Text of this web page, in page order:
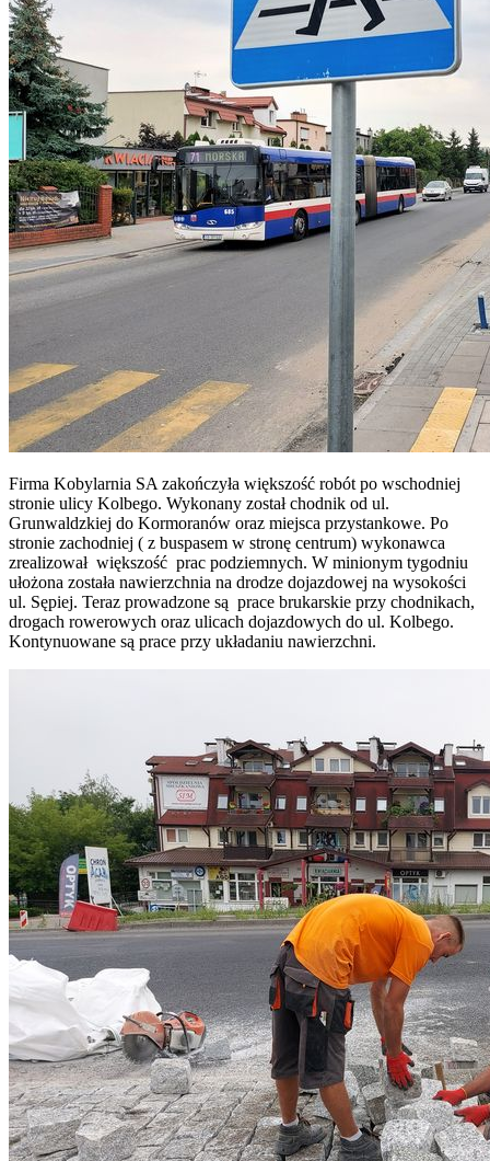
Firma Kobylarnia SA zakończyła większość robót po wschodniej
stronie ulicy Kolbego. Wykonany został chodnik od ul.
Grunwaldzkiej do Kormoranów oraz miejsca przystankowe. Po
stronie zachodniej ( z buspasem w stronę centrum) wykonawca
zrealizował większość prac podziemnych. W minionym tygodniu
ułożona została nawierzchnia na drodze dojazdowej na wysokości
ul. Sępiej. Teraz prowadzone są prace brukarskie przy chodnikach,
drogach rowerowych oraz ulicach dojazdowych do ul. Kolbego.
Kontynuowane są prace przy układaniu nawierzchni.